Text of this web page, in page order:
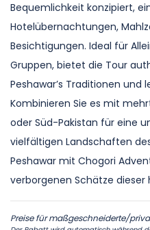
Bequemlichkeit konzipiert,
Hotelübernachtungen,
Besichtigungen. Ideal für
Gruppen, bietet die Tour
Peshawar’s Traditionen
Kombinieren Sie es mit
oder Süd-Pakistan für eine
vielfältigen Landschaften
Peshawar mit Chogori
verborgenen Schätze dieser
Preise für maßgeschneiderte/